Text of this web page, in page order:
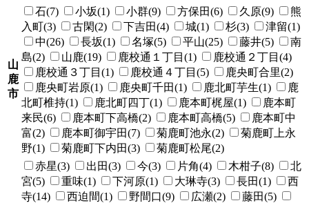
山
鹿
市
石(7) 小坂(1) 小群(9) 方保田(6) 久原(9)
熊
入町(3)
古閑(2) 下吉田(4) 城(1) 杉(3)
津留(1)
中(26)
長坂(1) 名塚(5) 平山(25) 藤井(5)
南
島(2)
山鹿(19) 鹿校通１丁目(1)
鹿校通２丁目(4)
鹿校通３丁目(1)
鹿校通４丁目(5)
鹿央町合里(2)
鹿央町岩原(1)
鹿央町千田(1) 鹿北町芋生(1)
鹿
北町椎持(1)
鹿北町四丁(1) 鹿本町梶屋(1)
鹿本町
来民(6)
鹿本町下高橋(2) 鹿本町高橋(5)
鹿本町中
富(2)
鹿本町御宇田(7) 菊鹿町池永(2)
菊鹿町上永
野(1)
菊鹿町下内田(3) 菊鹿町松尾(2)
赤星(3) 出田(3) 今(3) 片角(4) 木柑子(8)
北
宮(5)
重味(1) 下河原(1) 大琳寺(3) 長田(1)
西
寺(14)
西迫間(1) 野間口(9) 広瀬(2)
藤田(5)